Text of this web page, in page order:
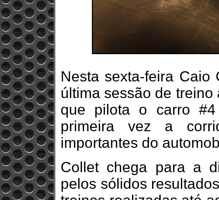
Nesta sexta-feira Caio
última sessão de
que pilota o carro
primeira vez a
importantes do
Collet chega para a
pelos sólidos